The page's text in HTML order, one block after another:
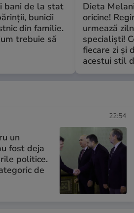
bani de la stat
bunicii
din familie.
trebuie să
Dieta
oricine!
urmează
specialiști!
fiecare zi și
acestui stil
22:54
un
fost deja
politice.
de